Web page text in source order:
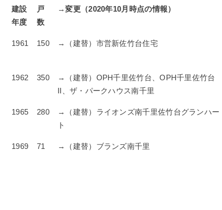
建設
年度
戸
数
→変更（2020年10月時点の情報）
1961 150 →（建替）市営新佐竹台住宅
1962 350
→（建替）OPH千里佐竹台、OPH千里佐竹台
II、ザ・パークハウス南千里
1965 280
→（建替）ライオンズ南千里佐竹台グランハー
ト
1969 71 →（建替）ブランズ南千里